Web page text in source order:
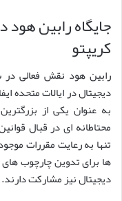
جایگاه رابین
کریپتو
رابین هود نقش فعالی
دیجیتال در ایالات متحده
به عنوان یکی از
محتاطانه ای در قبال
تنها به رعایت مقررات
ها برای تدوین چارچوب های
دیجیتال نیز مشارکت دارند.